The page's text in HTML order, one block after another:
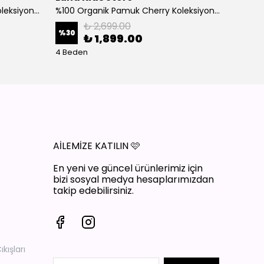
%100 Organik Pamuk Cherry Koleksiyon 3'lü Takım Bordo %100 Organik Pamuk Cherry Koleksiyon 3'lü Takım Ekru
%30 ₺ 2,699.00
₺ 1,899.00
4 Beden
AİLEMİZE KATILIN🩷
En yeni ve güncel ürünlerimiz için
bizi sosyal medya hesaplarımızdan
takip edebilirsiniz.